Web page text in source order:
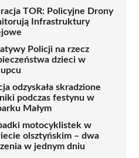
TOR: Policyjne Drony
Infrastruktury
Policji na rzecz
dzieci w
odzyskała skradzione
podczas festynu w
Małym
motocyklistek w
olsztyńskim – dwa
w jednym dniu